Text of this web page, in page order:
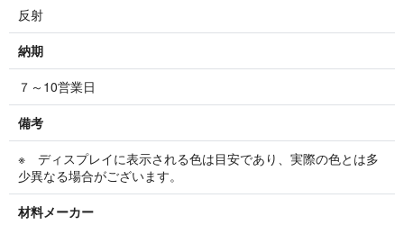
反射
納期
７～10営業日
備考
※ ディスプレイに表示される色は目安であり、実際の色とは多
少異なる場合がございます。
材料メーカー